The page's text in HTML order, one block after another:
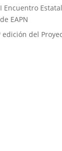
Encuentro
EAPN
edición del